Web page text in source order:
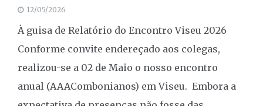
12/05/2026
À guisa de Relatório do Encontro Viseu 2026
Conforme convite endereçado aos colegas,
realizou-se a 02 de Maio o nosso encontro
anual (AAACombonianos) em Viseu. Embora a